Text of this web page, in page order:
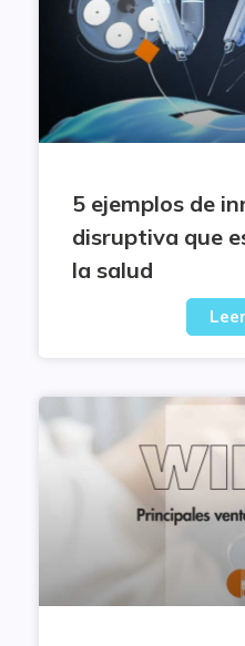
5 ejemplos de
disruptiva que
la salud